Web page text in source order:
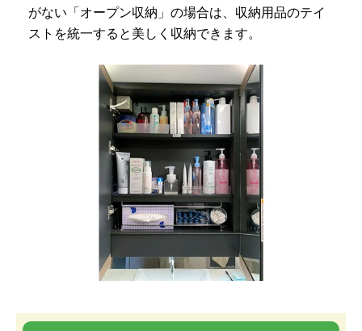
がない「オープン収納」の場合は、収納用品のテイ
ストを統一すると美しく収納できます。